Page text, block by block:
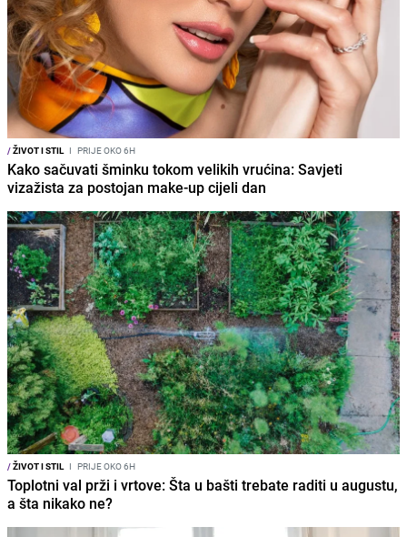
/ŽIVOT I STIL I PRIJE OKO 6H
Kako sačuvati šminku tokom velikih vrućina: Savjeti
vizažista za postojan make-up cijeli dan
/ŽIVOT I STIL I PRIJE OKO 6H
Toplotni val prži i vrtove: Šta u bašti trebate raditi u augustu,
a šta nikako ne?